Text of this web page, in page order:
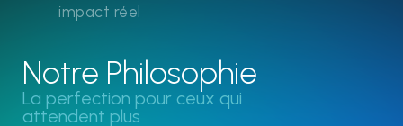
impact réel
Notre Philosophie
La perfection pour ceux qui
attendent plus